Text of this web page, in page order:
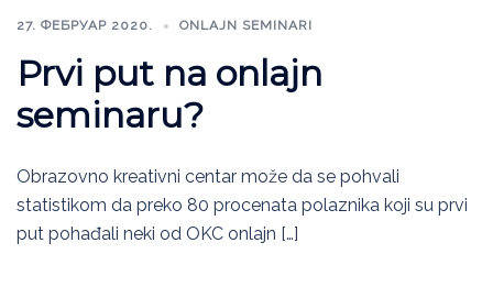
27. ФЕБРУАР 2020. ONLAJN SEMINARI
Prvi put na onlajn
seminaru?
Obrazovno kreativni centar može da se pohvali
statistikom da preko 80 procenata polaznika koji su prvi
put pohađali neki od OKC onlajn […]